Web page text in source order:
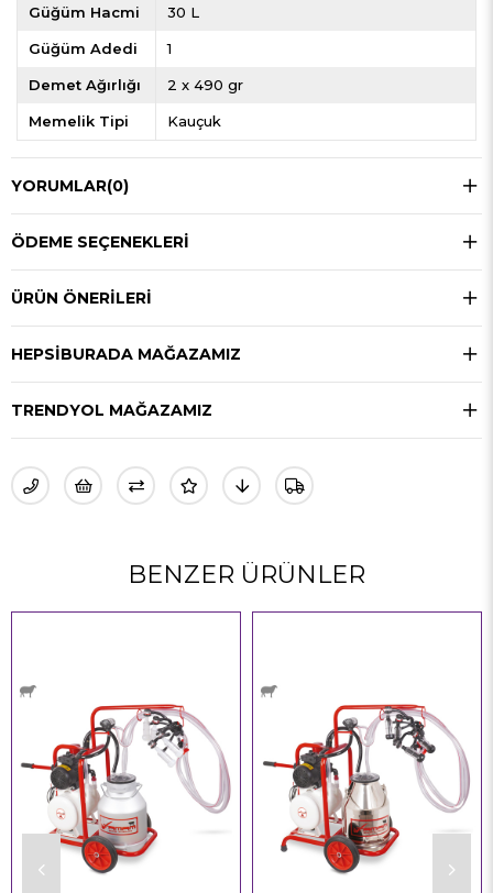
Güğüm Hacmi 30 L
Güğüm Adedi 1
Demet Ağırlığı 2 x 490 gr
Memelik Tipi Kauçuk
YORUMLAR(0)
ÖDEME SEÇENEKLERI
ÜRÜN ÖNERILERI
HEPSIBURADA MAĞAZAMIZ
TRENDYOL MAĞAZAMIZ
BENZER ÜRÜNLER